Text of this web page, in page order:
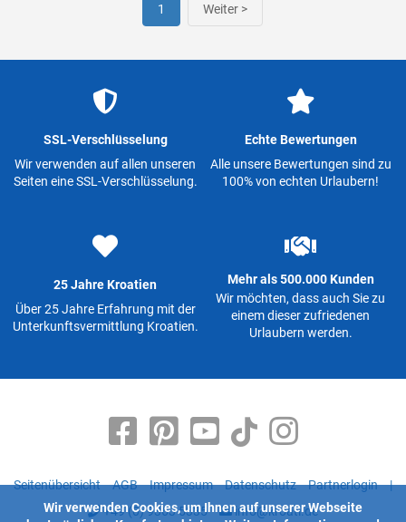
1 Weiter >
SSL-Verschlüsselung
Wir verwenden auf allen unseren
Seiten eine SSL-Verschlüsselung.
Echte Bewertungen
Alle unsere Bewertungen sind zu
100% von echten Urlaubern!
25 Jahre Kroatien
Über 25 Jahre Erfahrung mit der
Unterkunftsvermittlung Kroatien.
Mehr als 500.000 Kunden
Wir möchten, dass auch Sie zu
einem dieser zufriedenen
Urlaubern werden.
Seitenübersicht AGB Impressum Datenschutz Partnerlogin
|
+49 (0) 9363 5335
info@kroati.de
Wir verwenden Cookies, um Ihnen auf unserer Webseite